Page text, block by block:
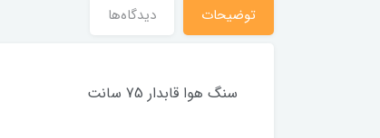
توضیحات دیدگاه‌ها
سنگ هوا قابدار 75 سانت